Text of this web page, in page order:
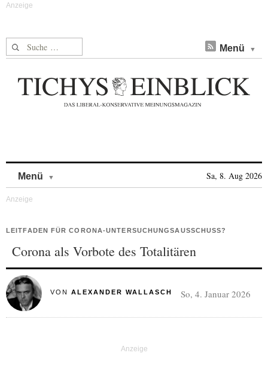
Suche nach: Menü
Menü Sa, 8. Aug 2026
LEITFADEN FÜR CORONA-UNTERSUCHUNGSAUSSCHUSS?
Corona als Vorbote des Totalitären
VON ALEXANDER WALLASCH So, 4. Januar 2026